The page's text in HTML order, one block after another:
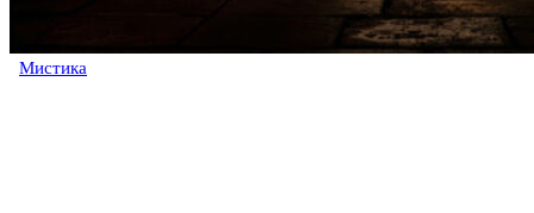
Мистика